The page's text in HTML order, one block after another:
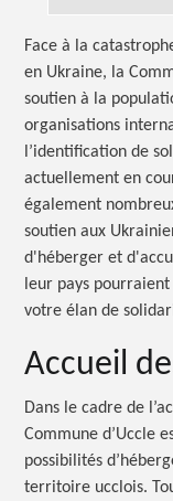
Face à la
en Ukraine, la
soutien à la
organisations
l’identification de
actuellement en
également
soutien aux
d'héberger et
leur pays
votre élan de
Accueil
Dans le cadre de
Commune d’Uccle
possibilités
territoire ucclois.